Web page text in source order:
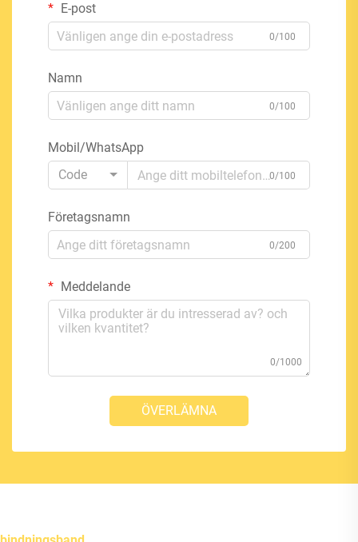
E-post
0/100
Namn
0/100
Mobil/WhatsApp
Code
0/100
Företagsnamn
0/200
Meddelande
0/1000
ÖVERLÄMNA